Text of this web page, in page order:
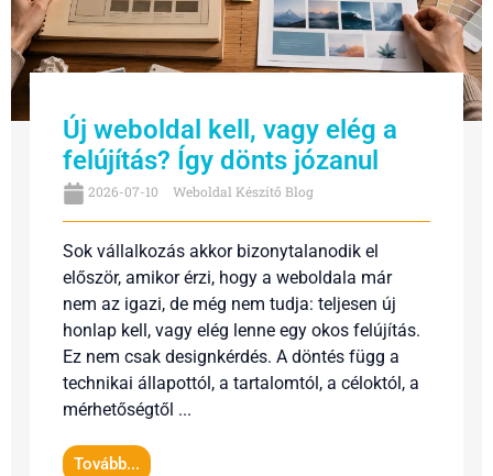
Új weboldal kell, vagy elég a
felújítás? Így dönts józanul
2026-07-10 Weboldal Készítő Blog
Sok vállalkozás akkor bizonytalanodik el
először, amikor érzi, hogy a weboldala már
nem az igazi, de még nem tudja: teljesen új
honlap kell, vagy elég lenne egy okos felújítás.
Ez nem csak designkérdés. A döntés függ a
technikai állapottól, a tartalomtól, a céloktól, a
mérhetőségtől ...
Tovább...